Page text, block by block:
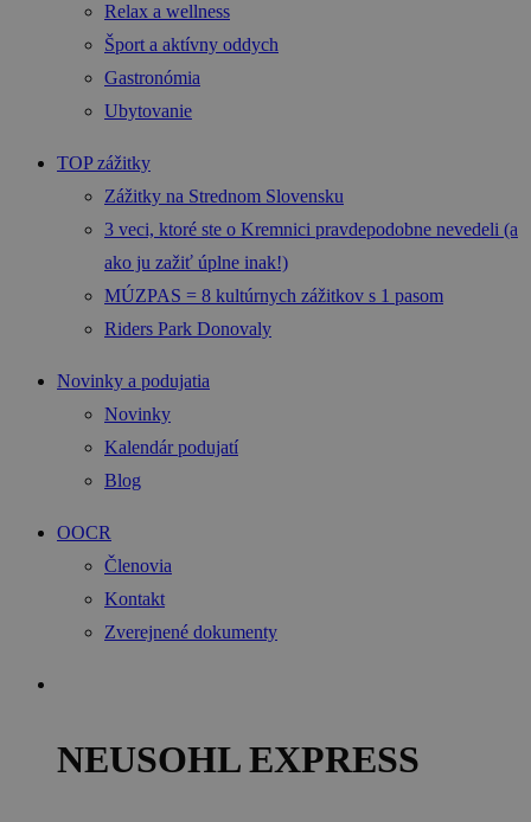
Relax a wellness
Šport a aktívny oddych
Gastronómia
Ubytovanie
TOP zážitky
Zážitky na Strednom Slovensku
3 veci, ktoré ste o Kremnici pravdepodobne nevedeli (a
ako ju zažiť úplne inak!)
MÚZPAS = 8 kultúrnych zážitkov s 1 pasom
Riders Park Donovaly
Novinky a podujatia
Novinky
Kalendár podujatí
Blog
OOCR
Členovia
Kontakt
Zverejnené dokumenty
NEUSOHL EXPRESS